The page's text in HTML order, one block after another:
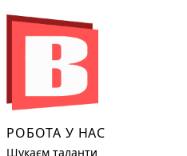
РОБОТА У НАС
Шукаєм таланти